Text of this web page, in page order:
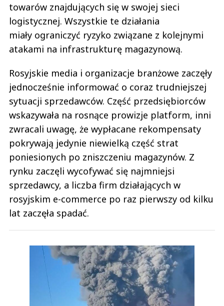
towarów znajdujących się w swojej sieci
logistycznej. Wszystkie te działania
miały ograniczyć ryzyko związane z kolejnymi
atakami na infrastrukturę magazynową.
Rosyjskie media i organizacje branżowe zaczęły
jednocześnie informować o coraz trudniejszej
sytuacji sprzedawców. Część przedsiębiorców
wskazywała na rosnące prowizje platform, inni
zwracali uwagę, że wypłacane rekompensaty
pokrywają jedynie niewielką część strat
poniesionych po zniszczeniu magazynów. Z
rynku zaczęli wycofywać się najmniejsi
sprzedawcy, a liczba firm działających w
rosyjskim e-commerce po raz pierwszy od kilku
lat zaczęła spadać.